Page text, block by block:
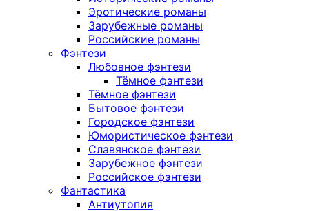
Эротические романы
Зарубежные романы
Российские романы
Фэнтези
Любовное фэнтези
Тёмное фэнтези
Тёмное фэнтези
Бытовое фэнтези
Городское фэнтези
Юмористическое фэнтези
Славянское фэнтези
Зарубежное фэнтези
Российское фэнтези
Фантастика
Антиутопия